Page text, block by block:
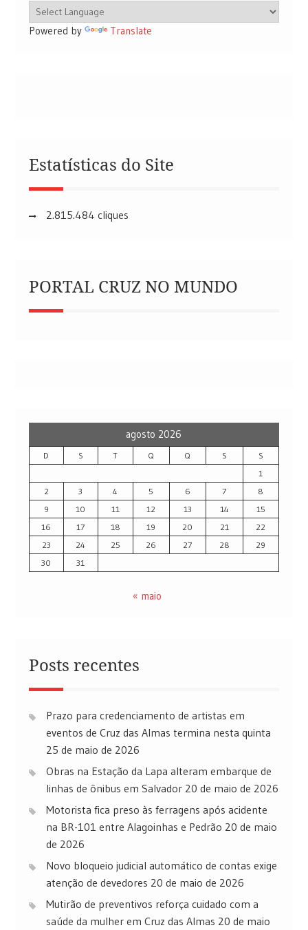
Powered by Translate
Estatísticas do Site
2.815.484 cliques
PORTAL CRUZ NO MUNDO
agosto 2026
D S T Q Q S
S
1
2
3 4 5 6 7
8
9
10 11 12 13 14
15
16
17 18 19 20 21
22
23
24 25 26 27 28
29
30
31
« maio
Posts recentes
Prazo para credenciamento de artistas em
eventos de Cruz das Almas termina nesta quinta
25 de maio de 2026
Obras na Estação da Lapa alteram embarque de
linhas de ônibus em Salvador 20 de maio de 2026
Motorista fica preso às ferragens após acidente
na BR-101 entre Alagoinhas e Pedrão 20 de maio
de 2026
Novo bloqueio judicial automático de contas exige
atenção de devedores 20 de maio de 2026
Mutirão de preventivos reforça cuidado com a
saúde da mulher em Cruz das Almas 20 de maio